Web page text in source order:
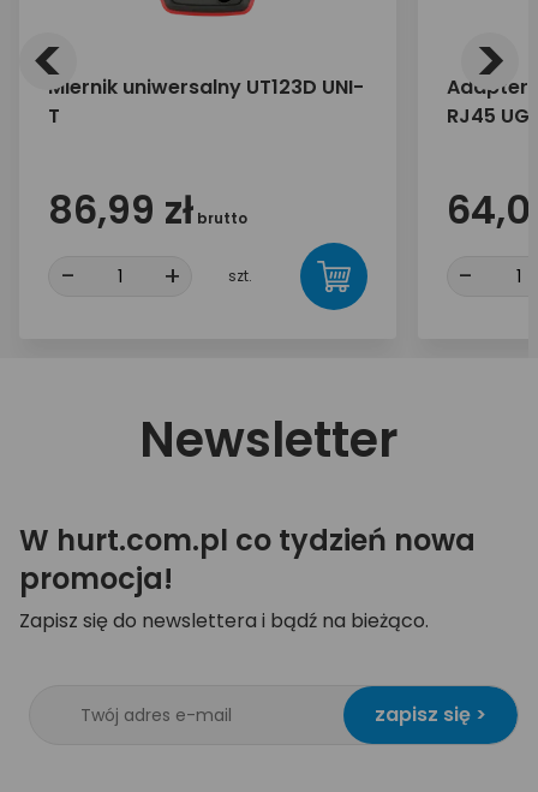
Miernik uniwersalny UT123D UNI-
T
86,99 zł brutto
- + szt.
Adapter
RJ45
-
< >
Newsletter
W hurt.com.pl co tydzień nowa
promocja!
Zapisz się do newslettera i bądź na bieżąco.
zapisz się >